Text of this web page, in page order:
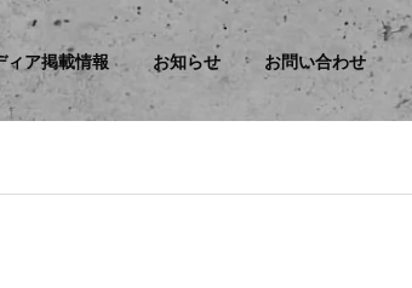
ィア掲載情報 お知らせ お問い合わせ